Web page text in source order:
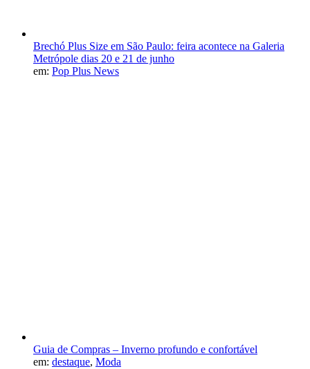
Brechó Plus Size em São Paulo: feira acontece na Galeria
Metrópole dias 20 e 21 de junho
em: Pop Plus News
Guia de Compras – Inverno profundo e confortável
em: destaque, Moda